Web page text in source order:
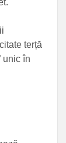
terță
unic în